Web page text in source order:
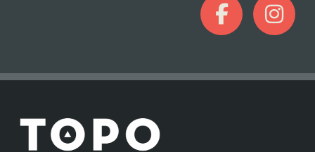
F
I
M